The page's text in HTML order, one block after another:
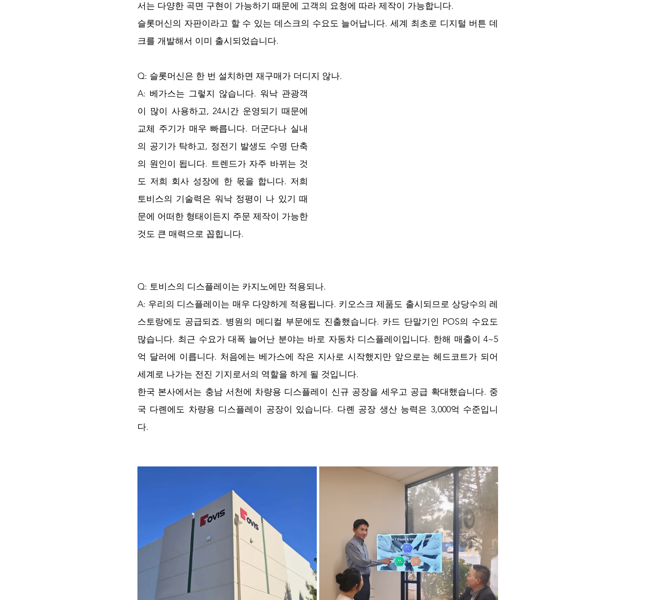
서는 다양한 곡면 구현이 가능하기 때문에 고객의 요청에 따라 제작이 가능합니다.
슬롯머신의 자판이라고 할 수 있는 데스크의 수요도 늘어납니다. 세계 최초로 디지털 버튼 데
크를 개발해서 이미 출시되었습니다.
Q: 슬롯머신은 한 번 설치하면 재구매가 더디지 않나.
A: 베가스는 그렇지 않습니다. 워낙 관광객
이 많이 사용하고, 24시간 운영되기 때문에
교체 주기가 매우 빠릅니다. 더군다나 실내
의 공기가 탁하고, 정전기 발생도 수명 단축
의 원인이 됩니다. 트렌드가 자주 바뀌는 것
도 저희 회사 성장에 한 몫을 합니다. 저희
토비스의 기술력은 워낙 정평이 나 있기 때
문에 어떠한 형태이든지 주문 제작이 가능한
것도 큰 매력으로 꼽힙니다.
Q: 토비스의 디스플레이는 카지노에만 적용되나.
A: 우리의 디스플레이는 매우 다양하게 적용됩니다. 키오스크 제품도 출시되므로 상당수의 레
스토랑에도 공급되죠. 병원의 메디컬 부문에도 진출했습니다. 카드 단말기인 POS의 수요도
많습니다. 최근 수요가 대폭 늘어난 분야는 바로 자동차 디스플레이입니다. 한해 매출이 4~5
억 달러에 이릅니다. 처음에는 베가스에 작은 지사로 시작했지만 앞으로는 헤드코트가 되어
세계로 나가는 전진 기지로서의 역할을 하게 될 것입니다.
한국 본사에서는 충남 서천에 차량용 디스플레이 신규 공장을 세우고 공급 확대했습니다. 중
국 다롄에도 차량용 디스플레이 공장이 있습니다. 다롄 공장 생산 능력은 3,000억 수준입니
다.